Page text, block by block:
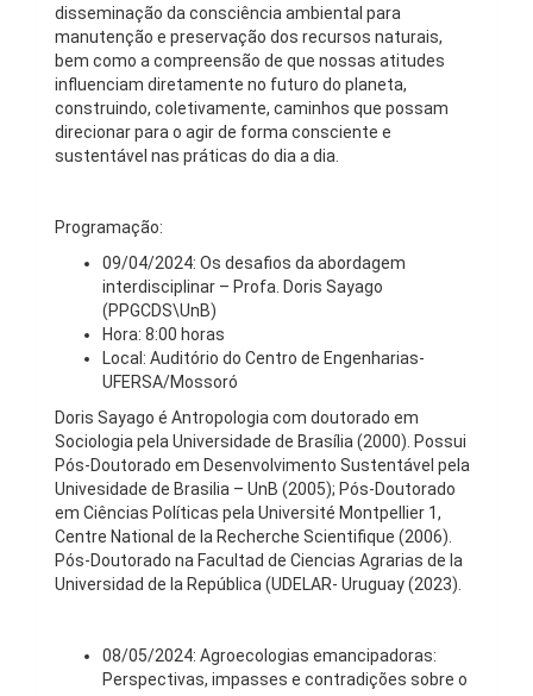
disseminação da consciência ambiental para
manutenção e preservação dos recursos naturais,
bem como a compreensão de que nossas atitudes
influenciam diretamente no futuro do planeta,
construindo, coletivamente, caminhos que possam
direcionar para o agir de forma consciente e
sustentável nas práticas do dia a dia.
Programação:
09/04/2024: Os desafios da abordagem
interdisciplinar – Profa. Doris Sayago
(PPGCDS\UnB)
Hora: 8:00 horas
Local: Auditório do Centro de Engenharias-
UFERSA/Mossoró
Doris Sayago é Antropologia com doutorado em
Sociologia pela Universidade de Brasília (2000). Possui
Pós-Doutorado em Desenvolvimento Sustentável pela
Univesidade de Brasilia – UnB (2005); Pós-Doutorado
em Ciências Políticas pela Université Montpellier 1,
Centre National de la Recherche Scientifique (2006).
Pós-Doutorado na Facultad de Ciencias Agrarias de la
Universidad de la República (UDELAR- Uruguay (2023).
08/05/2024: Agroecologias emancipadoras:
Perspectivas, impasses e contradições sobre o